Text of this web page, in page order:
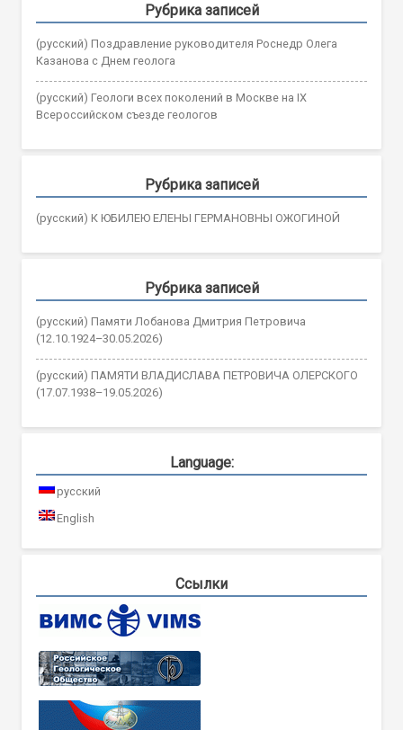
Рубрика записей
(русский) Поздравление руководителя Роснедр Олега
Казанова с Днем геолога
(русский) Геологи всех поколений в Москве на IX
Всероссийском съезде геологов
Рубрика записей
(русский) К ЮБИЛЕЮ ЕЛЕНЫ ГЕРМАНОВНЫ ОЖОГИНОЙ
Рубрика записей
(русский) Памяти Лобанова Дмитрия Петровича
(12.10.1924–30.05.2026)
(русский) ПАМЯТИ ВЛАДИСЛАВА ПЕТРОВИЧА ОЛЕРСКОГО
(17.07.1938–19.05.2026)
Language:
русский
English
Ссылки